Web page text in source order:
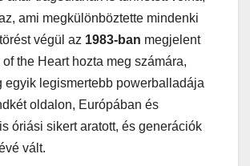
ami megkülönböztette mindenki
végül az 1983-ban megjelent
the Heart hozta meg számára,
egyik legismertebb powerballadája
oldalon, Európában és
óriási sikert aratott, és generációk
vált.